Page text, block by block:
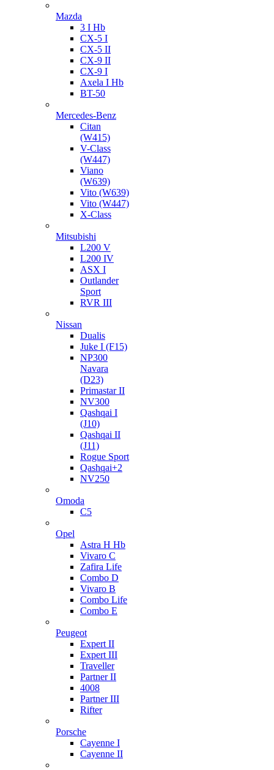
Mazda
3 I Hb
CX-5 I
CX-5 II
CX-9 II
CX-9 I
Axela I Hb
BT-50
Mercedes-Benz
Citan
(W415)
V-Class
(W447)
Viano
(W639)
Vito (W639)
Vito (W447)
X-Class
Mitsubishi
L200 V
L200 IV
ASX I
Outlander
Sport
RVR III
Nissan
Dualis
Juke I (F15)
NP300
Navara
(D23)
Primastar II
NV300
Qashqai I
(J10)
Qashqai II
(J11)
Rogue Sport
Qashqai+2
NV250
Omoda
C5
Opel
Astra H Hb
Vivaro C
Zafira Life
Combo D
Vivaro B
Combo Life
Combo E
Peugeot
Expert II
Expert III
Traveller
Partner II
4008
Partner III
Rifter
Porsche
Cayenne I
Cayenne II